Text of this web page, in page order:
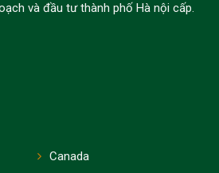
và đầu tư thành phố Hà nội cấp.
Canada